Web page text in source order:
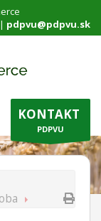
pdpvu@pdpvu.sk
|
KONTAKT
PDPVU